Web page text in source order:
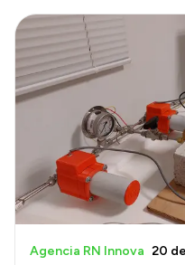
Autoridades
Delegaciones
Normativa
Historia Vial
Mi Vial
Recibos de sueldo
Correo oficial
Agencia RN Innova 20